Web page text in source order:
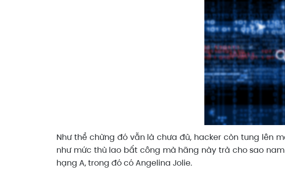
Như thể chừng đó vẫn là chưa đủ, hacker còn tung lên
như mức thù lao bất công mà hãng này trả cho sao
hạng A, trong đó có Angelina Jolie.